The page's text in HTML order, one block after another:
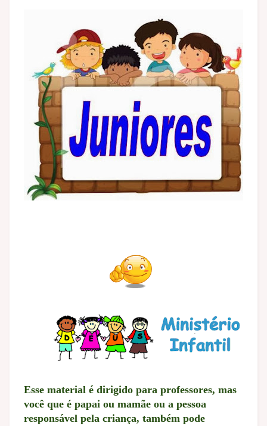
Esse material é dirigido para professores, mas
você que é papai ou mamãe ou a pessoa
responsável pela criança, também pode